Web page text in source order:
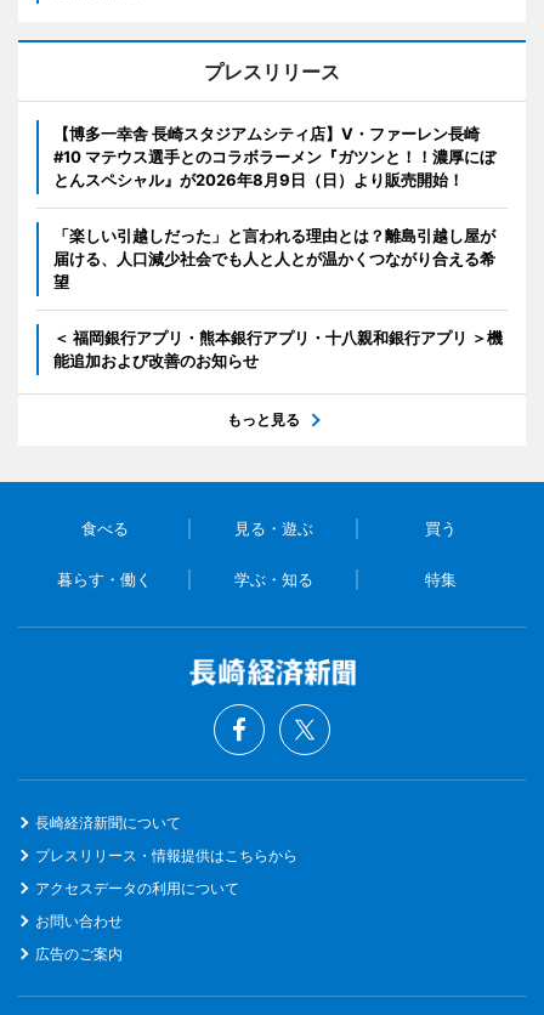
プレスリリース
【博多一幸舎 長崎スタジアムシティ店】V・ファーレン長崎
#10 マテウス選手とのコラボラーメン『ガツンと！！濃厚にぼ
とんスペシャル』が2026年8月9日（日）より販売開始！
「楽しい引越しだった」と言われる理由とは？離島引越し屋が
届ける、人口減少社会でも人と人とが温かくつながり合える希
望
＜ 福岡銀行アプリ・熊本銀行アプリ・十八親和銀行アプリ ＞機
能追加および改善のお知らせ
もっと見る
食べる 見る・遊ぶ 買う
暮らす・働く 学ぶ・知る 特集
長崎経済新聞について
プレスリリース・情報提供はこちらから
アクセスデータの利用について
お問い合わせ
広告のご案内